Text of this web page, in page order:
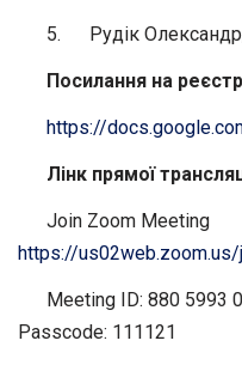
5. Рудік Олександр,
Посилання на
https://
Лінк прямої
Join Zoom Meeting
https://us02web.zoom.us/j
Meeting ID: 880 5993
Passcode: 111121